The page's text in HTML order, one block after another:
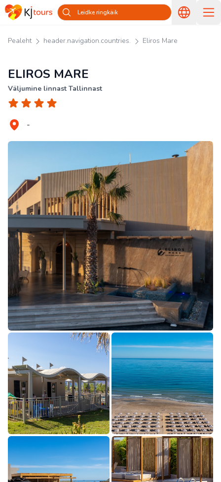
Leidke ringkäik
Pealeht header.navigation.countries. Eliros Mare
ELIROS MARE
Väljumine linnast Tallinnast
-